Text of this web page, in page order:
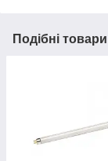
Подібні